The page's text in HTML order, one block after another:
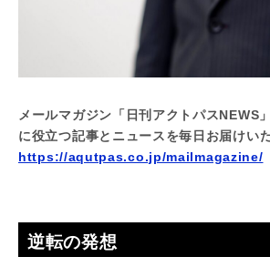
メールマガジン「日刊アクトパスNEWS
に役立つ記事とニュースを毎日お届けい
https://aqutpas.co.jp/mailmagazine/
逆転の発想